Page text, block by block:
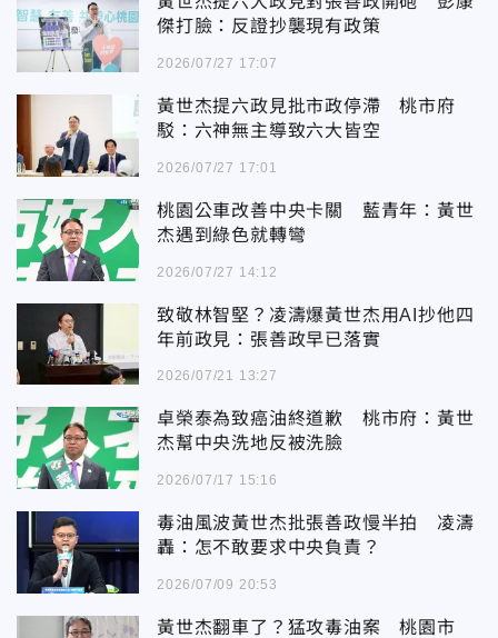
傑打臉：反證抄襲現有政策
2026/07/27 17:07
黃世杰提六政見批市政停滯 桃市府
駁：六神無主導致六大皆空
2026/07/27 17:01
桃園公車改善中央卡關 藍青年：黃世
杰遇到綠色就轉彎
2026/07/27 14:12
致敬林智堅？凌濤爆黃世杰用AI抄他四
年前政見：張善政早已落實
2026/07/21 13:27
卓榮泰為致癌油終道歉 桃市府：黃世
杰幫中央洗地反被洗臉
2026/07/17 15:16
毒油風波黃世杰批張善政慢半拍 凌濤
轟：怎不敢要求中央負責？
2026/07/09 20:53
黃世杰翻車了？猛攻毒油案 桃園市